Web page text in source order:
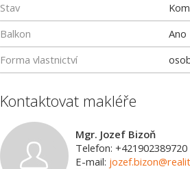
Stav
Balkon
Ano
Forma vlastnictví
Kontaktovat makléře
Mgr. Jozef Bizoň
Telefon: +421902389720
E-mail: